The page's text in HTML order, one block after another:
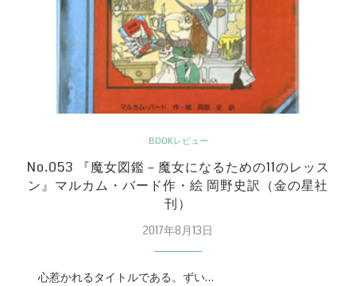
BOOKレビュー
No.053 『魔女図鑑－魔女になるための11のレッス
ン』マルカム・バード作・絵 岡野史訳（金の星社
刊）
2017年8月13日
心惹かれるタイトルである。ずい…